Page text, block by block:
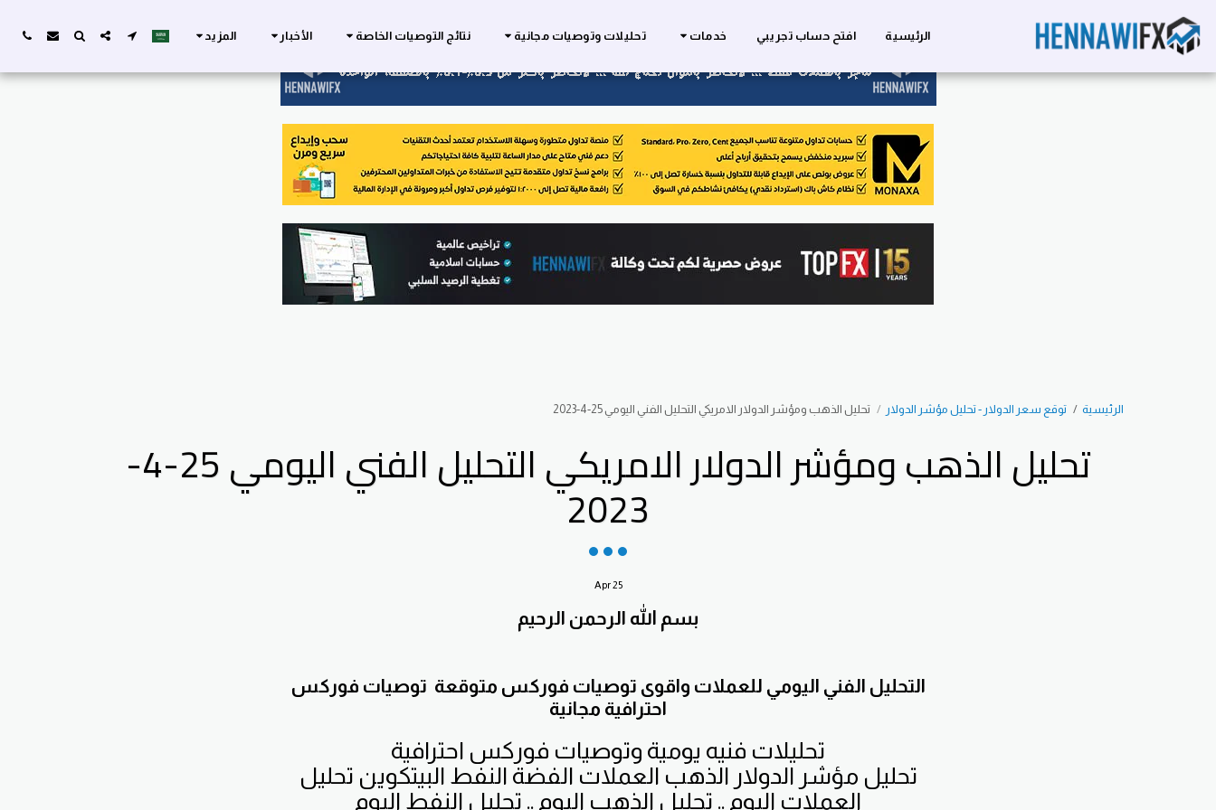
الرئيسية افتح حساب تجريبي خدمات تحليلات وتوصيات مجانية نتائج التوصيات الخاصة الأخبار المزيد
الرئيسية توقع سعر الدولار - تحليل مؤشر الدولار تحليل الذهب ومؤشر الدولار الامريكي التحليل الفني اليومي 25-4-2023
تحليل الذهب ومؤشر الدولار الامريكي التحليل الفني اليومي 25-4-
2023
25
Apr
بسم الله الرحمن الرحيم
التحليل الفني اليومي للعملات واقوى توصيات فوركس متوقعة توصيات فوركس
احترافية مجانية
تحليلات فنيه يومية وتوصيات فوركس احترافية
العملات اليوم .. تحليل الذهب اليوم .. تحليل النفط اليوم